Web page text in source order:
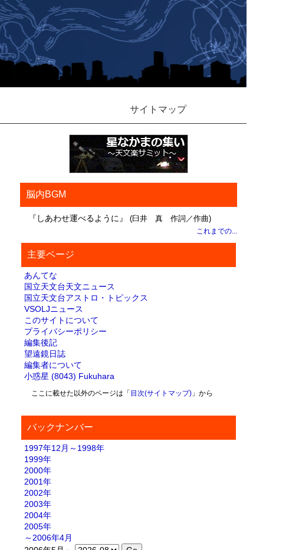
サイトマップ
脳内BGM
『しあわせ運べるように』 (臼井 真 作詞／作曲)
これまでの...
主要ページ
あんてな
国立天文台天文ニュース
国立天文台アストロ・トピックス
VSOLJニュース
このサイトについて
プライバシーポリシー
編集後記
望遠鏡日誌
編集者について
小惑星 (8043) Fukuhara
ここに載せた以外のページは「 目次(サイトマップ)」から
バックナンバー
1997年12月～1998年
1999年
2000年
2001年
2002年
2003年
2004年
2005年
～2006年4月